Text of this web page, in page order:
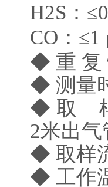
H2S：
CO：
◆ 重 复
◆ 测量
◆ 取 样
2米出气
◆ 取样
◆ 工作